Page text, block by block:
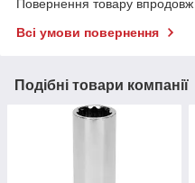
Повернення товару
Всі умови повернення
Подібні товари компанії